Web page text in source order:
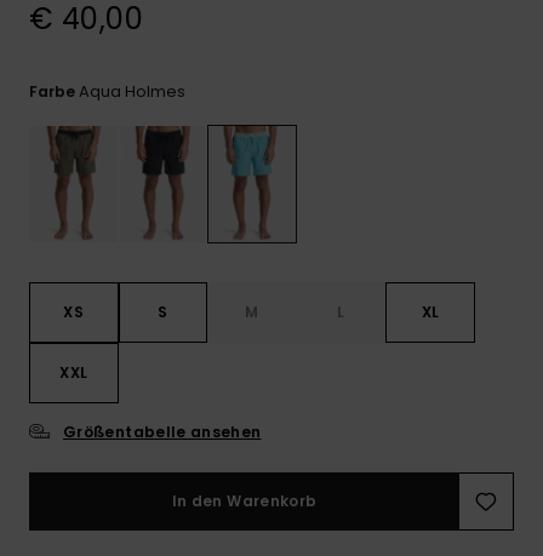
€ 40,00
FarbeAqua Holmes
XS S M L XL
XXL
Größentabelle ansehen
In den Warenkorb